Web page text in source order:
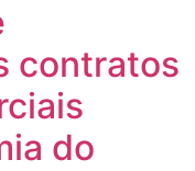
contratos
do